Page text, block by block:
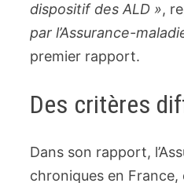
dispositif des ALD »,
par l’Assurance-
premier rapport.
Des critères
Dans son rapport,
chroniques en France,